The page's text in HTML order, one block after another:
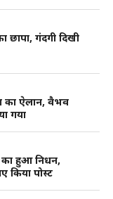
छापा, गंदगी दिखी
का ऐलान, वैभव
गया
का हुआ निधन,
किया पोस्ट